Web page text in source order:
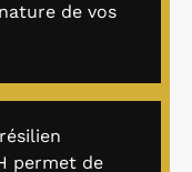
de vos
permet de